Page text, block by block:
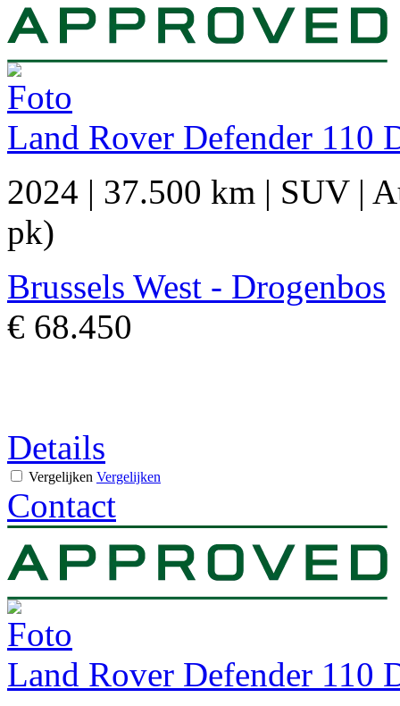
Land Rover Defender 110
2024 | 37.500 km | SUV|
pk)
Brussels West - Drogenbos
€ 68.450
Details
Vergelijken Vergelijken
Contact
Land Rover Defender 110